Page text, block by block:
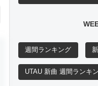
週間ランキング
UTAU 新曲 週間ランキ